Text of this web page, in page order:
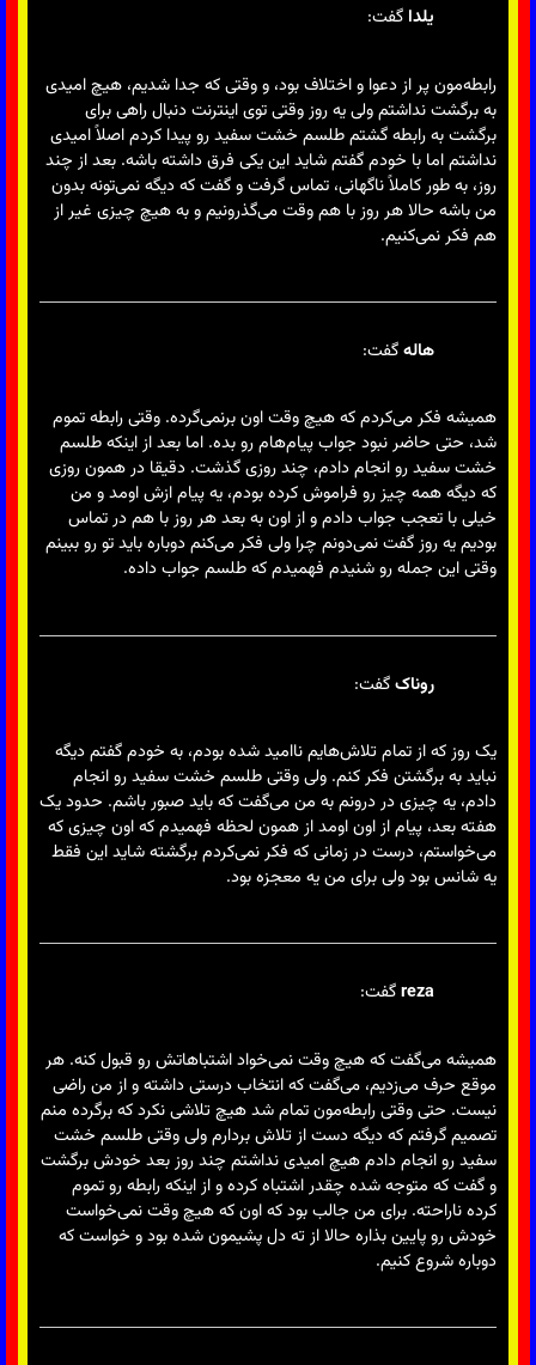
یلدا گفت:
رابطه‌مون پر از دعوا و اختلاف بود، و وقتی که جدا شدیم، هیچ امیدی
به برگشت نداشتم ولی یه روز وقتی توی اینترنت دنبال راهی برای
برگشت به رابطه گشتم طلسم خشت سفید رو پیدا کردم اصلاً امیدی
نداشتم اما با خودم گفتم شاید این یکی فرق داشته باشه. بعد از چند
روز، به طور کاملاً ناگهانی، تماس گرفت و گفت که دیگه نمی‌تونه بدون
من باشه حالا هر روز با هم وقت می‌گذرونیم و به هیچ چیزی غیر از
هم فکر نمی‌کنیم.
هالهگفت:
همیشه فکر می‌کردم که هیچ وقت اون برنمی‌گرده. وقتی رابطه تموم
شد، حتی حاضر نبود جواب پیام‌هام رو بده. اما بعد از اینکه طلسم
خشت سفید رو انجام دادم، چند روزی گذشت. دقیقا در همون روزی
که دیگه همه چیز رو فراموش کرده بودم، یه پیام ازش اومد و من
خیلی با تعجب جواب دادم و از اون به بعد هر روز با هم در تماس
بودیم یه روز گفت نمی‌دونم چرا ولی فکر می‌کنم دوباره باید تو رو ببینم
وقتی این جمله رو شنیدم فهمیدم که طلسم جواب داده.
روناکگفت:
یک روز که از تمام تلاش‌هایم ناامید شده بودم، به خودم گفتم دیگه
نباید به برگشتن فکر کنم. ولی وقتی طلسم خشت سفید رو انجام
دادم، یه چیزی در درونم به من می‌گفت که باید صبور باشم. حدود یک
هفته بعد، پیام از اون اومد از همون لحظه فهمیدم که اون چیزی که
می‌خواستم، درست در زمانی که فکر نمی‌کردم برگشته شاید این فقط
یه شانس بود ولی برای من یه معجزه بود.
rezaگفت:
همیشه می‌گفت که هیچ وقت نمی‌خواد اشتباهاتش رو قبول کنه. هر
موقع حرف می‌زدیم، می‌گفت که انتخاب درستی داشته و از من راضی
نیست. حتی وقتی رابطه‌مون تمام شد هیچ تلاشی نکرد که برگرده منم
تصمیم گرفتم که دیگه دست از تلاش بردارم ولی وقتی طلسم خشت
سفید رو انجام دادم هیچ امیدی نداشتم چند روز بعد خودش برگشت
و گفت که متوجه شده چقدر اشتباه کرده و از اینکه رابطه رو تموم
کرده ناراحته. برای من جالب بود که اون که هیچ وقت نمی‌خواست
خودش رو پایین بذاره حالا از ته دل پشیمون شده بود و خواست که
دوباره شروع کنیم.